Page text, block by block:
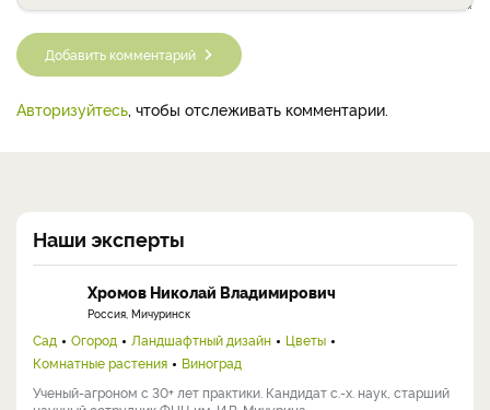
Добавить комментарий
Авторизуйтесь, чтобы отслеживать комментарии.
Наши эксперты
Хромов Николай Владимирович
Россия, Мичуринск
Сад Огород Ландшафтный дизайн
Цветы
Комнатные растения
Виноград
Ученый-агроном с 30+ лет практики. Кандидат с.-х. наук, старший